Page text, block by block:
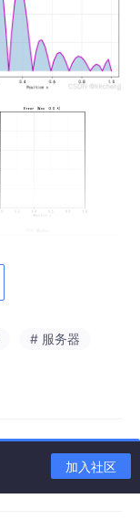
# 服务器
加入社区